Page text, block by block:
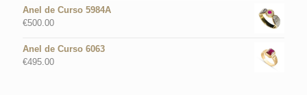
Anel de Curso 5984A
€500.00
Anel de Curso 6063
€495.00